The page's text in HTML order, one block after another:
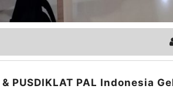
PUSDIKLAT PAL Indonesia